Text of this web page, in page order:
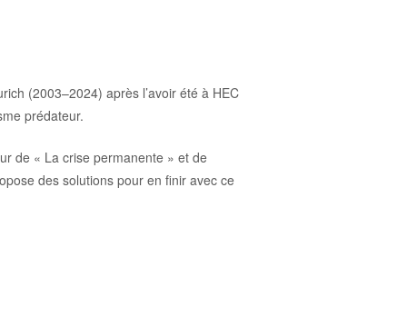
(2003–2024) après l’avoir été à HEC
prédateur.
de « La crise permanente » et de
des solutions pour en finir avec ce